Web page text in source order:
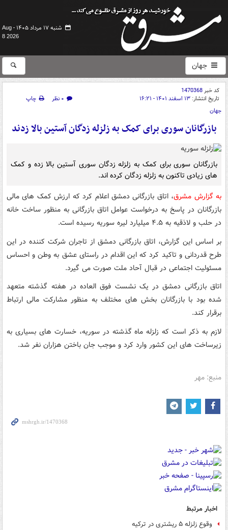
شنبه ۱۷ مرداد ۱۴۰۵ -
Aug
8 2026
جهان
کد خبر1470368
تاریخ انتشار: ۱۳ اسفند ۱۴۰۱ - ۱۶:۲۱ ۰ نظر
چاپ
جهان
بازرگانان سوری برای کمک به زلزله زدگان آستین بالا زدند
بازرگانان سوری برای کمک به زلزله زدگان سوری آستین بالا زده و کمک
های زیادی تاکنون به زلزله زدگان کرده اند.
به گزارش مشرق، اتاق بازرگانی دمشق اعلام کرد که ارزش کمک های مالی
بازرگانان در پاسخ به درخواست عوامل اتاق بازرگانی به منظور ساخت خانه
در حلب و لاذقیه به ۴.۵ میلیارد لیره سوریه رسیده است.
بر اساس این گزارش، اتاق بازرگانی دمشق از تاجران شرکت کننده در این
طرح قدردانی و تاکید کرد که این اقدام در راستای عشق به وطن و احساس
مسئولیت اجتماعی در قبال آحاد ملت صورت می گیرد.
اتاق بازرگانی دمشق در یک نشست فوق العاده در هفته گذشته متعهد
شده بود با بازرگانان بخش های مختلف به منظور مشارکت مالی ارتباط
برقرار کند.
لازم به ذکر است که زلزله ماه گذشته در سوریه، خسارت های بسیاری به
زیرساخت های این کشور وارد کرد و موجب جان باختن هزاران نفر شد.
منبع: مهر
اخبار مرتبط
وقوع زلزله ۵ ریشتری در ترکیه